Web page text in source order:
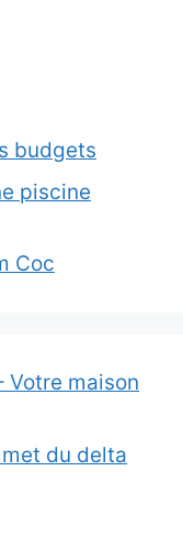
budgets
piscine
Coc
Votre maison
du delta